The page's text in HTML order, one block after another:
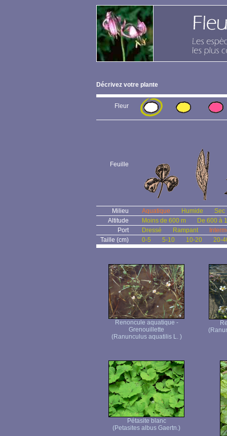
Décrivez votre plante
Fleur
Feuille
Milieu Aquatique Humide
Sec
Altitude
Moins de 600 m
De 600 à
Port
Dressé Rampant
Taille (cm)
0-5 5-10 10-20 20-
Renoncule aquatique -
Grenouillette
(Ranunculus aquatilis L. )
Pétasite blanc
(Petasites albus Gaertn.)